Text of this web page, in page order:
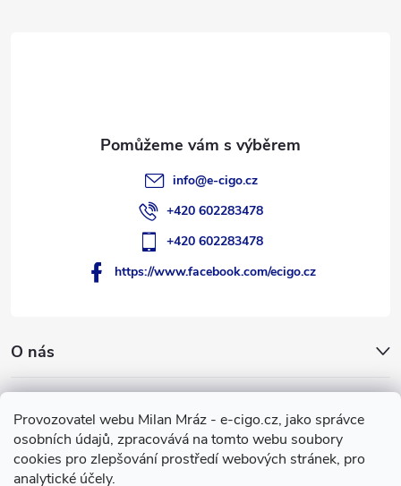
Provozovatel webu Milan Mráz - e-cigo.cz, jako správce
osobních údajů, zpracovává na tomto webu soubory
cookies pro zlepšování prostředí webových stránek, pro
analytické účely.
O nás
Facebook
info@e-cigo.cz
+420 602283478
+420 602283478
https://www.facebook.com/ecigo.cz